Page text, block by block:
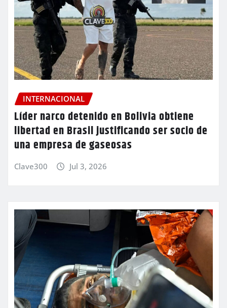
INTERNACIONAL
Líder narco detenido en Bolivia obtiene
libertad en Brasil justificando ser socio de
una empresa de gaseosas
Clave300 Jul 3, 2026